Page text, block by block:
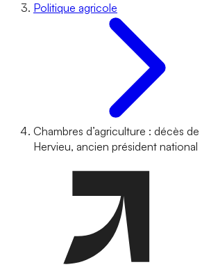
Politique agricole
Chambres d’agriculture : décès
Hervieu, ancien président national